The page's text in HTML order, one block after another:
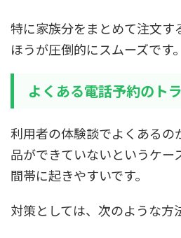
特に家族分をまとめて注文す
ほうが圧倒的にスムーズです。
よくある電話予約のト
利用者の体験談でよくあるの
品ができていないというケー
間帯に起きやすいです。
対策としては、次のような方